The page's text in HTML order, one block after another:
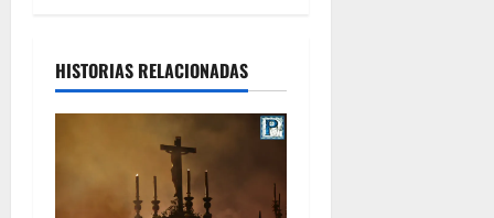
HISTORIAS RELACIONADAS